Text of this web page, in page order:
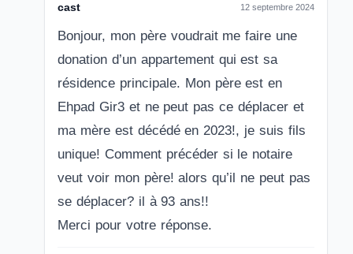
cast 12 septembre 2024
Bonjour, mon père voudrait me faire une
donation d’un appartement qui est sa
résidence principale. Mon père est en
Ehpad Gir3 et ne peut pas ce déplacer et
ma mère est décédé en 2023!, je suis fils
unique! Comment précéder si le notaire
veut voir mon père! alors qu’il ne peut pas
se déplacer? il à 93 ans!!
Merci pour votre réponse.